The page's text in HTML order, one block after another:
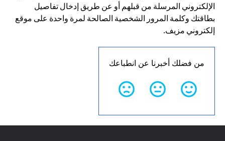
الإلكتروني المرسلة من قبلهم أو عن طريق إدخال تفاصيل
بطاقتك وكلمة المرور الشخصية الصالحة لمرة واحدة على موقع
إلكتروني مزيف.
من فضلك أخبرنا عن انطباعك